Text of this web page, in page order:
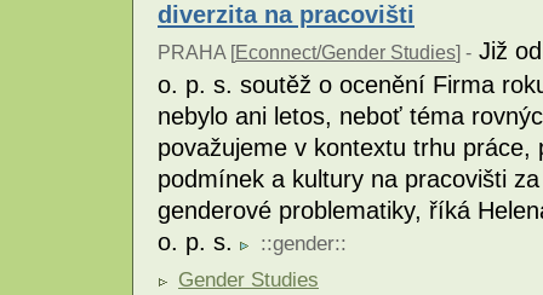
diverzita na pracovišti
PRAHA [Econnect/Gender Studies] - Již
o. p. s. soutěž o ocenění Firma
nebylo ani letos, neboť téma
považujeme v kontextu trhu
podmínek a kultury na pracovišti
genderové problematiky, říká
o. p. s.
::gender::
Gender Studies